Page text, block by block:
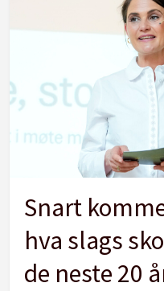
Snart
hva slags
de neste 20